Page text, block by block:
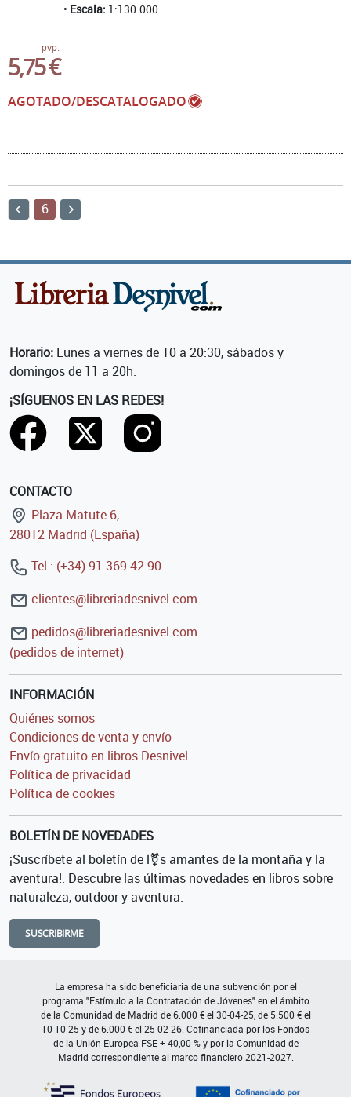
Escala: 1:130.000
pvp.
5,75 €
AGOTADO/DESCATALOGADO
6
Horario: Lunes a viernes de 10 a 20:30, sábados y
domingos de 11 a 20h.
¡SÍGUENOS EN LAS REDES!
CONTACTO
Plaza Matute 6,
28012 Madrid (España)
Tel.: (+34) 91 369 42 90
clientes@libreriadesnivel.com
pedidos@libreriadesnivel.com
(pedidos de internet)
INFORMACIÓN
Quiénes somos
Condiciones de venta y envío
Envío gratuito en libros Desnivel
Política de privacidad
Política de cookies
BOLETÍN DE NOVEDADES
¡Suscríbete al boletín de l⚧s amantes de la montaña y la
aventura!. Descubre las últimas novedades en libros sobre
naturaleza, outdoor y aventura.
SUSCRIBIRME
La empresa ha sido beneficiaria de una subvención por el
programa "Estímulo a la Contratación de Jóvenes" en el ámbito
de la Comunidad de Madrid de 6.000 € el 30-04-25, de 5.500 € el
10-10-25 y de 6.000 € el 25-02-26. Cofinanciada por los Fondos
de la Unión Europea FSE + 40,00 % y por la Comunidad de
Madrid correspondiente al marco financiero 2021-2027.